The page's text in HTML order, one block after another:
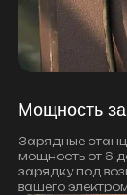
Мощность
Зарядные
мощность от 6
зарядку под
вашего